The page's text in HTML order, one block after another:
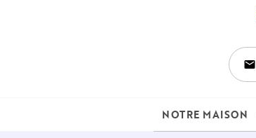
email
NOTRE MAISON